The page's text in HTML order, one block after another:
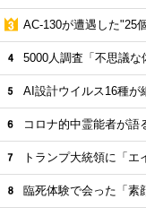
AC-130が遭遇した"25
5000人調査「不思議な
AI設計ウイルス16種が
コロナ的中霊能者が語
トランプ大統領に「
臨死体験で会った「素